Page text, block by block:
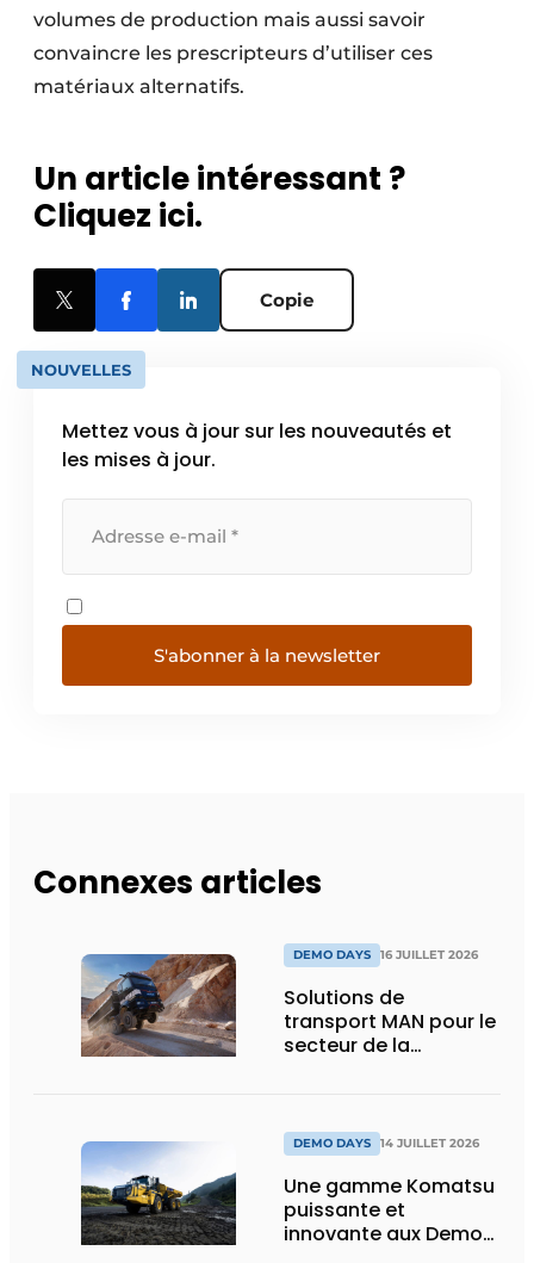
volumes de production mais aussi savoir
convaincre les prescripteurs d’utiliser ces
matériaux alternatifs.
Un article intéressant ?
Cliquez ici.
Copie
NOUVELLES
Mettez vous à jour sur les nouveautés et
les mises à jour.
S'abonner à la newsletter
Connexes articles
DEMO DAYS 16 JUILLET 2026
Solutions de
transport MAN pour le
secteur de la
DEMO DAYS 14 JUILLET 2026
Une gamme Komatsu
puissante et
innovante aux Demo